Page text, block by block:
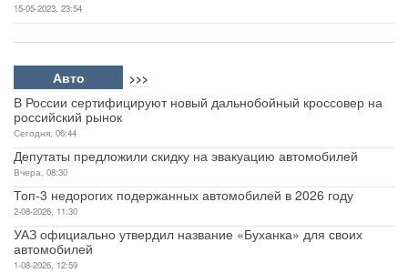
15-05-2023, 23:54
Авто >>>
В России сертифицируют новый дальнобойный кроссовер на
российский рынок
Сегодня, 06:44
Депутаты предложили скидку на эвакуацию автомобилей
Вчера, 08:30
Топ-3 недорогих подержанных автомобилей в 2026 году
2-08-2026, 11:30
УАЗ официально утвердил название «Буханка» для своих
автомобилей
1-08-2026, 12:59